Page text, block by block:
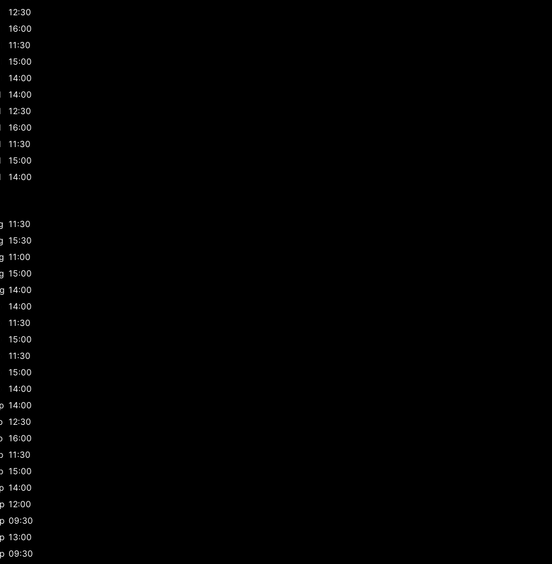
12:30
16:00
11:30
15:00
14:00
14:00
12:30
16:00
11:30
15:00
14:00
11:30
15:30
11:00
15:00
14:00
14:00
11:30
15:00
11:30
15:00
14:00
14:00
12:30
16:00
11:30
15:00
14:00
12:00
09:30
13:00
09:30